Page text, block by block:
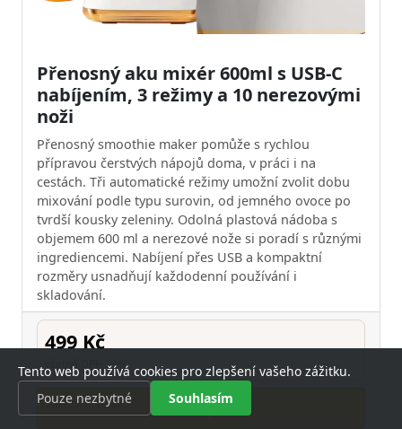
Přenosný aku mixér 600ml s USB-C
nabíjením, 3 režimy a 10 nerezovými
noži
Přenosný smoothie maker pomůže s rychlou
přípravou čerstvých nápojů doma, v práci i na
cestách. Tři automatické režimy umožní zvolit dobu
mixování podle typu surovin, od jemného ovoce po
tvrdší kousky zeleniny. Odolná plastová nádoba s
objemem 600 ml a nerezové nože si poradí s různými
ingrediencemi. Nabíjení přes USB a kompaktní
rozměry usnadňují každodenní používání i
skladování.
499 Kč
včetně DPH 21%
Koupit
Tento web používá cookies pro zlepšení vašeho zážitku.
Pouze nezbytné
Souhlasím